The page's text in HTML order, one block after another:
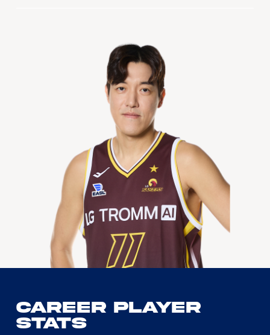
Career Player
Stats